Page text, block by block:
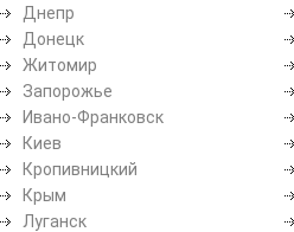
Днепр
Донецк
Житомир
Запорожье
Ивано-Франковск
Киев
Кропивницкий
Крым
Луганск